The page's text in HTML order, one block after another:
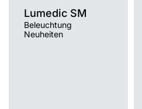
Lumedic SM
Beleuchtung
Neuheiten